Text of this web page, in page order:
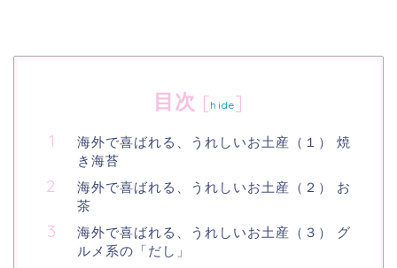
目次 [hide]
海外で喜ばれる、うれしいお土産（１） 焼
き海苔
海外で喜ばれる、うれしいお土産（２） お
茶
海外で喜ばれる、うれしいお土産（３） グ
ルメ系の「だし」